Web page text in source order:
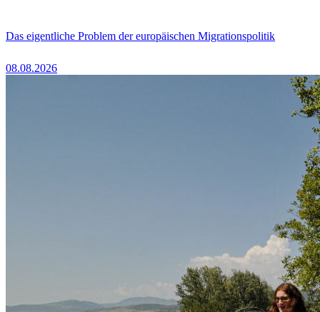
Das eigentliche Problem der europäischen Migrationspolitik
08.08.2026